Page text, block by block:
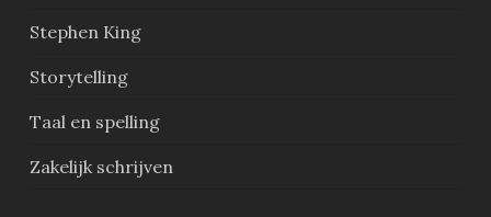
Stephen King
Storytelling
Taal en spelling
Zakelijk schrijven